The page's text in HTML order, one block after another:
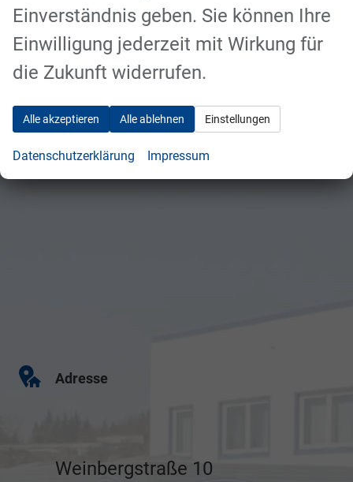
Kontaktaufnahme
Können wir Ihnen behilflich sein?
Wir freuenuns auf Sie!
Adresse
Weinbergstraße 10
Einverständnis geben. Sie können Ihre
Einwilligung jederzeit mit Wirkung für
die Zukunft widerrufen.
Alle akzeptieren Alle ablehnen Einstellungen
Datenschutzerklärung Impressum